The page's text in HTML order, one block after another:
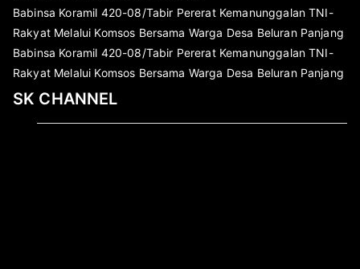
Babinsa Koramil 420-08/Tabir Pererat Kemanunggalan TNI-
Rakyat Melalui Komsos Bersama Warga Desa Beluran Panjang
Babinsa Koramil 420-08/Tabir Pererat Kemanunggalan TNI-
Rakyat Melalui Komsos Bersama Warga Desa Beluran Panjang
SK CHANNEL